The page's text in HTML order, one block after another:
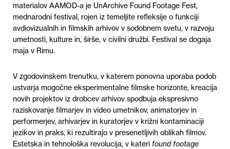
materialov AAMOD-a je UnArchive Found Footage Fest,
mednarodni festival, rojen iz temeljite refleksije o funkciji
avdiovizualnih in filmskih arhivov v sodobnem svetu, v razvoju
umetnosti, kulture in, širše, v civilni družbi. Festival se dogaja
maja v Rimu.
V zgodovinskem trenutku, v katerem ponovna uporaba podob
ustvarja mogočne eksperimentalne filmske horizonte, kreacija
novih projektov iz drobcev arhivov spodbuja ekspresivno
raziskovanje filmarjev in video umetnikov, animatorjev in
performerjev, arhivarjev in kuratorjev v križni kontaminaciji
jezikov in praks, ki rezultirajo v presenetljivih oblikah filmov.
Estetska in tehnološka revolucija, v kateri found footage